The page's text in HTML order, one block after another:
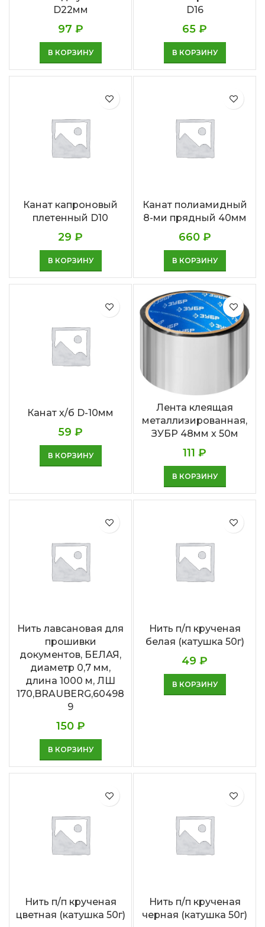
D22мм
97 ₽
В КОРЗИНУ
D16
65 ₽
В КОРЗИНУ
Канат капроновый
плетенный D10
29 ₽
В КОРЗИНУ
Канат полиамидный
8-ми прядный 40мм
660 ₽
В КОРЗИНУ
Канат х/б D-10мм
59 ₽
В КОРЗИНУ
Лента клеящая
металлизированная,
ЗУБР 48мм х 50м
111 ₽
В КОРЗИНУ
Нить лавсановая для
прошивки
документов, БЕЛАЯ,
диаметр 0,7 мм,
длина 1000 м, ЛШ
170,BRAUBERG,60498
9
150 ₽
В КОРЗИНУ
Нить п/п крученая
белая (катушка 50г)
49 ₽
В КОРЗИНУ
Нить п/п крученая
цветная (катушка 50г)
Нить п/п крученая
черная (катушка 50г)